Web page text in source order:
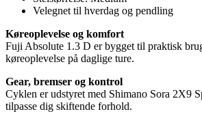
Velegnet til hverdag og pendling
Køreoplevelse og komfort
Fuji Absolute 1.3 D er bygget til praktisk
køreoplevelse på daglige ture.
Gear, bremser og kontrol
Cyklen er udstyret med Shimano Sora 2X9
tilpasse dig skiftende forhold.